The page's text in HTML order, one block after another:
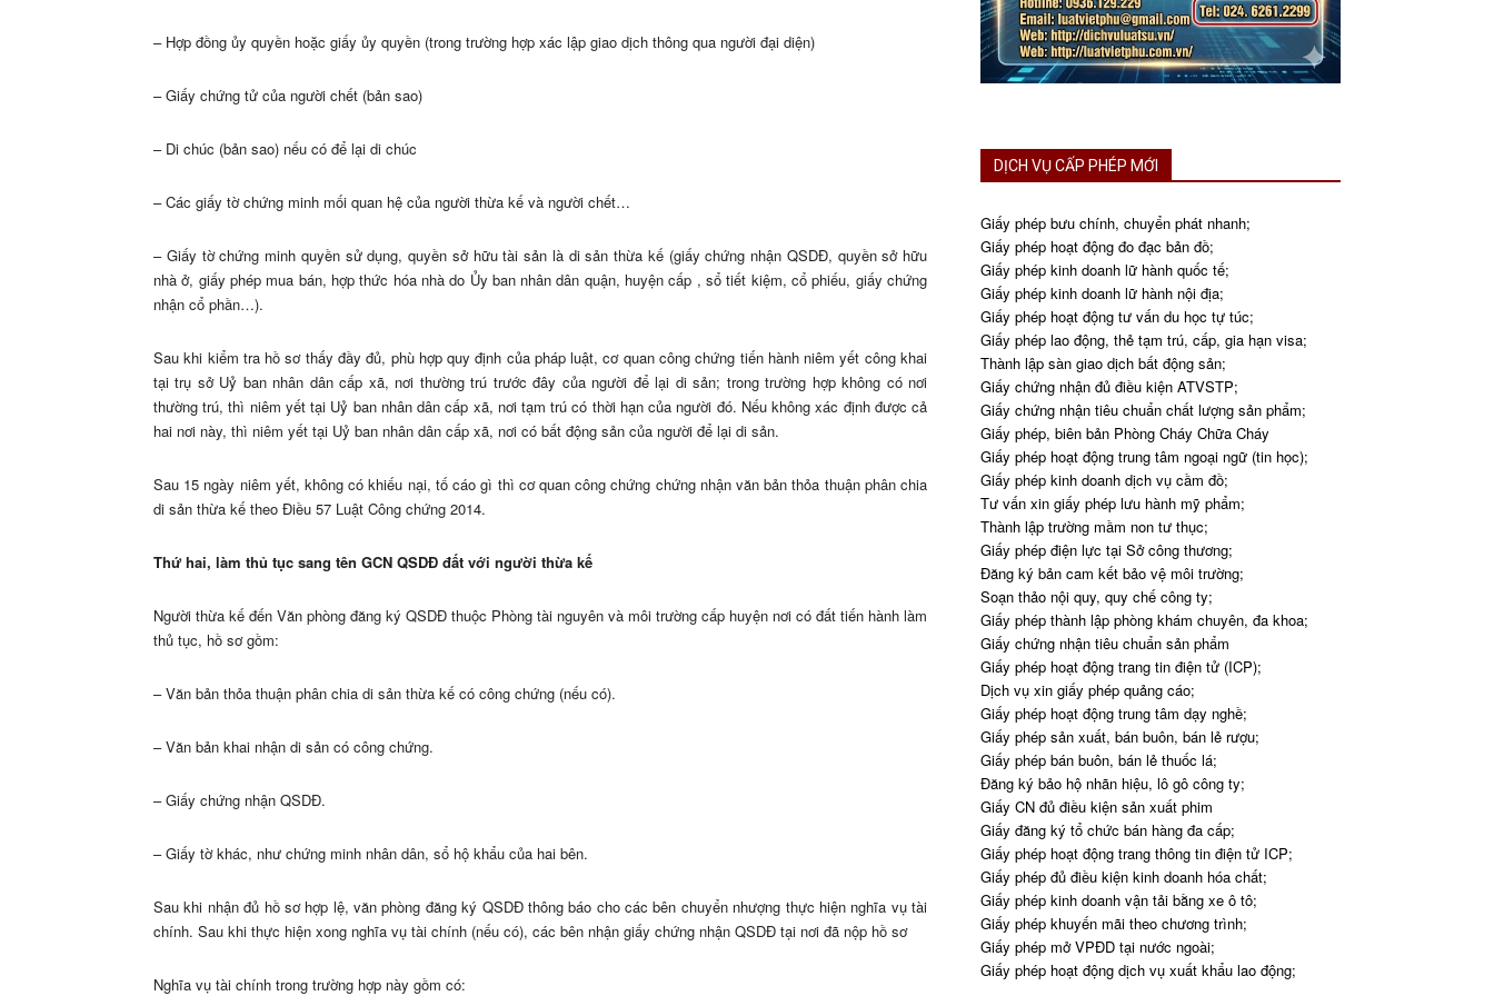
– Hợp đồng ủy quyền hoặc giấy ủy quyền (trong trường hợp xác lập giao dịch thông qua người đại diện)
– Giấy chứng tử của người chết (bản sao)
– Di chúc (bản sao) nếu có để lại di chúc
– Các giấy tờ chứng minh mối quan hệ của người thừa kế và người chết…
– Giấy tờ chứng minh quyền sử dụng, quyền sở hữu tài sản là di sản thừa kế (giấy chứng nhận QSDĐ, quyền sở hữu
nhà ở, giấy phép mua bán, hợp thức hóa nhà do Ủy ban nhân dân quận, huyện cấp , sổ tiết kiệm, cổ phiếu, giấy chứng
nhận cổ phần…).
Sau khi kiểm tra hồ sơ thấy đầy đủ, phù hợp quy định của pháp luật, cơ quan công chứng tiến hành niêm yết công khai
tại trụ sở Uỷ ban nhân dân cấp xã, nơi thường trú trước đây của người để lại di sản; trong trường hợp không có nơi
thường trú, thì niêm yết tại Uỷ ban nhân dân cấp xã, nơi tạm trú có thời hạn của người đó. Nếu không xác định được cả
hai nơi này, thì niêm yết tại Uỷ ban nhân dân cấp xã, nơi có bất động sản của người để lại di sản.
Sau 15 ngày niêm yết, không có khiếu nại, tố cáo gì thì cơ quan công chứng chứng nhận văn bản thỏa thuận phân chia
di sản thừa kế theo Điều 57 Luật Công chứng 2014.
Thứ hai, làm thủ tục sang tên GCN QSDĐ đất với người thừa kế
Người thừa kế đến Văn phòng đăng ký QSDĐ thuộc Phòng tài nguyên và môi trường cấp huyện nơi có đất tiến hành làm
thủ tục, hồ sơ gồm:
– Văn bản thỏa thuận phân chia di sản thừa kế có công chứng (nếu có).
– Văn bản khai nhận di sản có công chứng.
– Giấy chứng nhận QSDĐ.
– Giấy tờ khác, như chứng minh nhân dân, sổ hộ khẩu của hai bên.
Sau khi nhận đủ hồ sơ hợp lệ, văn phòng đăng ký QSDĐ thông báo cho các bên chuyển nhượng thực hiện nghĩa vụ tài
chính. Sau khi thực hiện xong nghĩa vụ tài chính (nếu có), các bên nhận giấy chứng nhận QSDĐ tại nơi đã nộp hồ sơ
Nghĩa vụ tài chính trong trường hợp này gồm có:
DỊCH VỤ CẤP PHÉP MỚI
Giấy phép bưu chính, chuyển phát nhanh;
Giấy phép hoạt động đo đạc bản đồ;
Giấy phép kinh doanh lữ hành quốc tế;
Giấy phép kinh doanh lữ hành nội địa;
Giấy phép hoạt động tư vấn du học tự túc;
Giấy phép lao động, thẻ tạm trú, cấp, gia hạn visa;
Thành lập sàn giao dịch bất động sản;
Giấy chứng nhận đủ điều kiện ATVSTP;
Giấy chứng nhận tiêu chuẩn chất lượng sản phẩm;
Giấy phép, biên bản Phòng Cháy Chữa Cháy
Giấy phép hoạt động trung tâm ngoại ngữ (tin học);
Giấy phép kinh doanh dịch vụ cầm đồ;
Tư vấn xin giấy phép lưu hành mỹ phẩm;
Thành lập trường mầm non tư thục;
Giấy phép điện lực tại Sở công thương;
Đăng ký bản cam kết bảo vệ môi trường;
Soạn thảo nội quy, quy chế công ty;
Giấy phép thành lập phòng khám chuyên, đa khoa;
Giấy chứng nhận tiêu chuẩn sản phẩm
Giấy phép hoạt động trang tin điện tử (ICP);
Dịch vụ xin giấy phép quảng cáo;
Giấy phép hoạt động trung tâm dạy nghề;
Giấy phép sản xuất, bán buôn, bán lẻ rượu;
Giấy phép bán buôn, bán lẻ thuốc lá;
Đăng ký bảo hộ nhãn hiệu, lô gô công ty;
Giấy CN đủ điều kiện sản xuất phim
Giấy đăng ký tổ chức bán hàng đa cấp;
Giấy phép hoạt động trang thông tin điện tử ICP;
Giấy phép đủ điều kiện kinh doanh hóa chất;
Giấy phép kinh doanh vận tải bằng xe ô tô;
Giấy phép khuyến mãi theo chương trình;
Giấy phép mở VPĐD tại nước ngoài;
Giấy phép hoạt động dịch vụ xuất khẩu lao động;